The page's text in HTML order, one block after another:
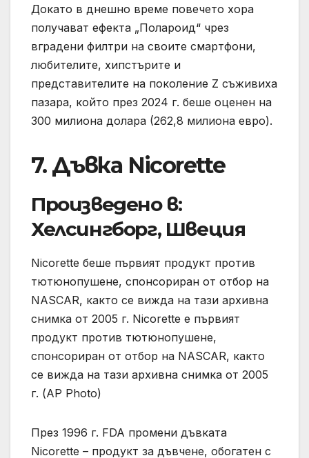
Докато в днешно време повечето хора
получават ефекта „Полароид“ чрез
вградени филтри на своите смартфони,
любителите, хипстърите и
представителите на поколение Z съживиха
пазара, който през 2024 г. беше оценен на
300 милиона долара (262,8 милиона евро).
7. Дъвка Nicorette
Произведено в:
Хелсингборг, Швеция
Nicorette беше първият продукт против
тютюнопушене, спонсориран от отбор на
NASCAR, както се вижда на тази архивна
снимка от 2005 г. Nicorette е първият
продукт против тютюнопушене,
спонсориран от отбор на NASCAR, както
се вижда на тази архивна снимка от 2005
г. (AP Photo)
През 1996 г. FDA промени дъвката
Nicorette – продукт за дъвчене, обогатен с